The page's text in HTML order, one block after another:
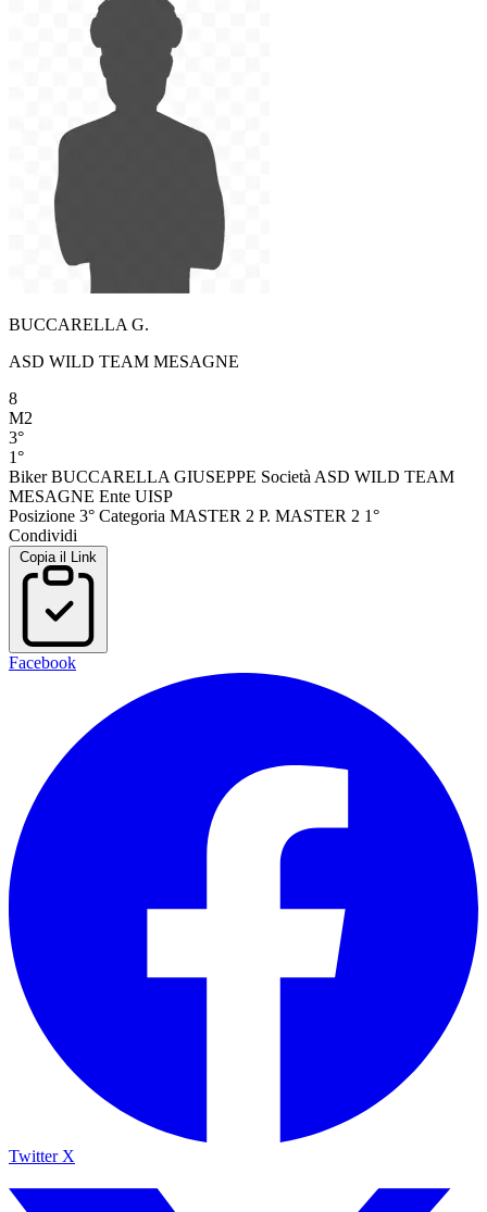
BUCCARELLA G.
ASD WILD TEAM MESAGNE
8
M2
3°
1°
Biker BUCCARELLA GIUSEPPE Società ASD WILD TEAM
MESAGNE Ente UISP
Posizione 3° Categoria MASTER 2 P. MASTER 2 1°
Condividi
Copia il Link
Facebook
Twitter X